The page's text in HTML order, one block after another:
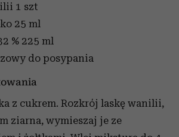
1 szt
25 ml
% 225 ml
do posypania
z cukrem. Rozkrój laskę wanilii,
ziarna, wymieszaj je ze